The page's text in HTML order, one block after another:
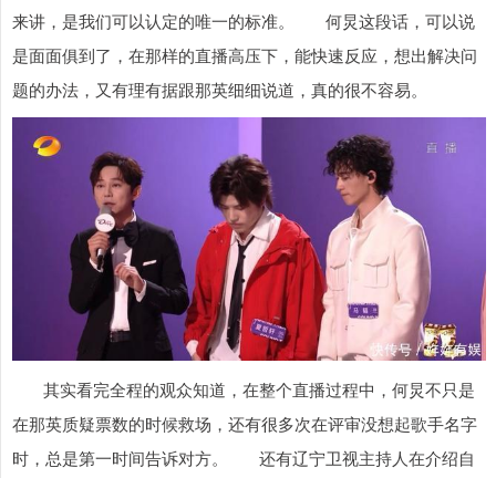
来讲，是我们可以认定的唯一的标准。 何炅这段话，可以说
是面面俱到了，在那样的直播高压下，能快速反应，想出解决问
题的办法，又有理有据跟那英细细说道，真的很不容易。
其实看完全程的观众知道，在整个直播过程中，何炅不只是
在那英质疑票数的时候救场，还有很多次在评审没想起歌手名字
时，总是第一时间告诉对方。 还有辽宁卫视主持人在介绍自